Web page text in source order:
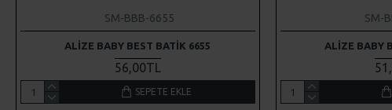
SM-BBB-6655
ALIZE BABY BEST BATIK 6655
56,00TL
SEPETE EKLE
SM-
ALIZE BABY